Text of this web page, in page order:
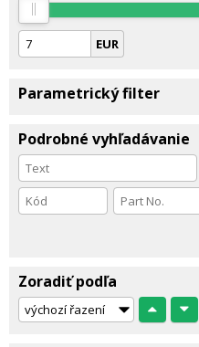
EUR
Parametrický filter
Podrobné vyhľadávanie
Zoradiť podľa